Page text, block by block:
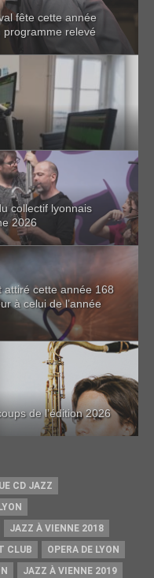
fête cette année
relevé
collectif lyonnais
2026
attiré cette année 168
à celui de l’année
de l’édition 2026
CD JAZZ
LYON
JAZZ À VIENNE 2018
CLUB
OPERA DE LYON
JAZZ À VIENNE 2019